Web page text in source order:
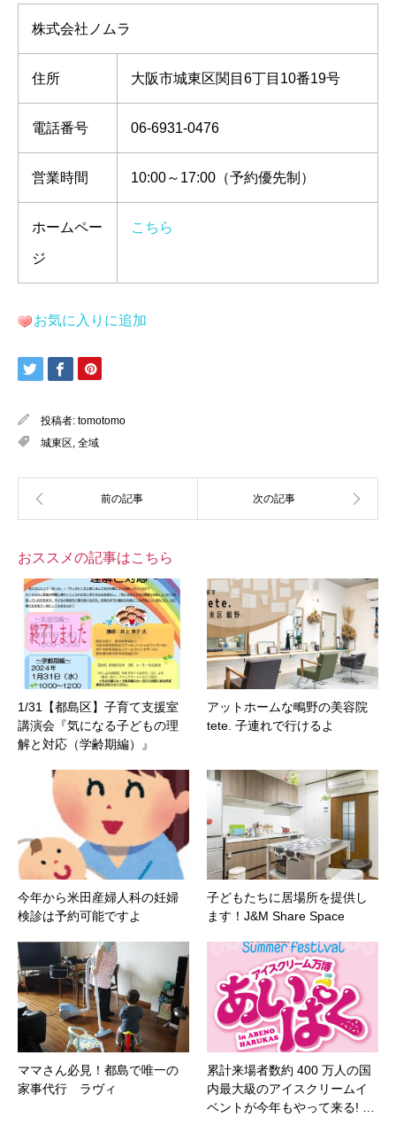
株式会社ノムラ
住所 大阪市城東区関目6丁目10番19号
電話番号 06-6931-0476
営業時間 10:00～17:00（予約優先制）
ホームペー
ジ
こちら
お気に入りに追加
投稿者: tomotomo
城東区, 全域
おススメの記事はこちら
1/31【都島区】子育て支援室
講演会『気になる子どもの理
解と対応（学齢期編）』
アットホームな鴫野の美容院
tete. 子連れで行けるよ
今年から米田産婦人科の妊婦
検診は予約可能ですよ
子どもたちに居場所を提供し
ます！J&M Share Space
ママさん必見！都島で唯一の
家事代行 ラヴィ
累計来場者数約 400 万人の国
内最大級のアイスクリームイ
ベントが今年もやって来る! …